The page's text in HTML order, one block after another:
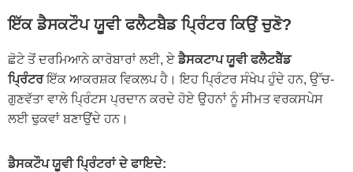
ਇੱਕ ਡੈਸਕਟੌਪ ਯੂਵੀ ਫਲੈਟਬੈਡ ਪ੍ਰਿੰਟਰ ਕਿਉਂ ਚੁਣੋ?
ਛੋਟੇ ਤੋਂ ਦਰਮਿਆਨੇ ਕਾਰੋਬਾਰਾਂ ਲਈ, ਏਡੈਸਕਟਾਪ ਯੂਵੀ ਫਲੈਟਬੈੱਡ
ਪ੍ਰਿੰਟਰਇੱਕ ਆਕਰਸ਼ਕ ਵਿਕਲਪ ਹੈ। ਇਹ ਪ੍ਰਿੰਟਰ ਸੰਖੇਪ ਹੁੰਦੇ ਹਨ, ਉੱਚ-
ਗੁਣਵੱਤਾ ਵਾਲੇ ਪ੍ਰਿੰਟਸ ਪ੍ਰਦਾਨ ਕਰਦੇ ਹੋਏ ਉਹਨਾਂ ਨੂੰ ਸੀਮਤ ਵਰਕਸਪੇਸ
ਲਈ ਢੁਕਵਾਂ ਬਣਾਉਂਦੇ ਹਨ।
ਡੈਸਕਟੌਪ ਯੂਵੀ ਪ੍ਰਿੰਟਰਾਂ ਦੇ ਫਾਇਦੇ: